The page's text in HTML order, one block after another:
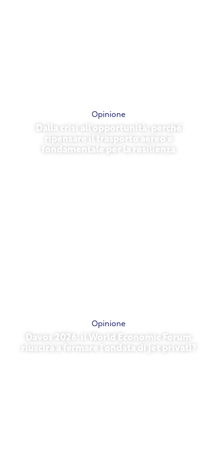
Opinione
Dalla crisi all'opportunità: perché
ripensare il trasporto aereo è
fondamentale per la resilienza
Opinione
Davos 2026: il World Economic Forum
riuscirà a fermare l'ondata di jet privati?